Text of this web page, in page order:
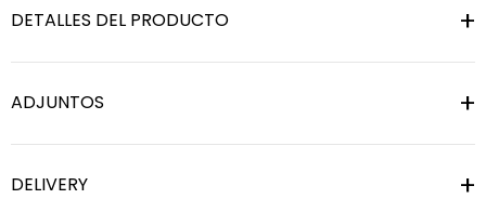
DETALLES DEL PRODUCTO
ADJUNTOS
DELIVERY